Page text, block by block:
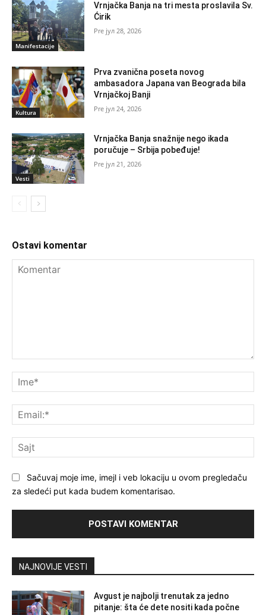
Manifestacije
Vrnjačka Banja na tri mesta proslavila Sv.
Ćirik
јул 28, 2026
Kultura
Prva zvanična poseta novog
ambasadora Japana van Beograda bila
Vrnjačkoj Banji
јул 24, 2026
Vesti
Vrnjačka Banja snažnije nego ikada
poručuje – Srbija pobeđuje!
јул 21, 2026
Ostavi komentar
Sačuvaj moje ime, imejl i veb lokaciju u ovom pregledaču
za sledeći put kada budem komentarisao.
NAJNOVIJE VESTI
Avgust je najbolji trenutak za jedno
pitanje: šta će dete nositi kada počne